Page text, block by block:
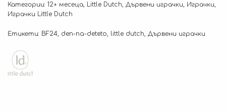
Категории: 12+ месеца Little Dutch Дървени играчки Играчки
Играчки Little Dutch
Етикети: BF24 den-na-deteto little dutch Дървени играчки